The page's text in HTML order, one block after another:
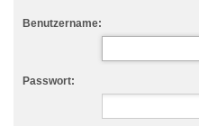
Benutzername:
Passwort: